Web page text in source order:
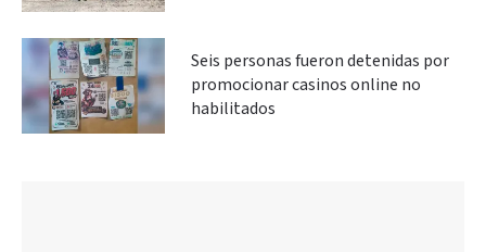
Seis personas fueron detenidas por
promocionar casinos online no
habilitados